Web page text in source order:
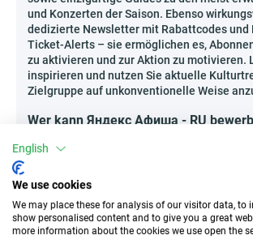
und Konzerten der Saison. Ebenso
dedizierte Newsletter mit Rabattcodes und
Ticket-Alerts – sie ermöglichen es,
zu aktivieren und zur Aktion zu motivieren.
inspirieren und nutzen Sie aktuelle
Zielgruppe auf unkonventionelle Weise
Wer kann Яндекс Афиша - RU
Das Partnerprogramm Яндекс Афиша - RU
Personen entwickelt, die Kultur- und
möchten. Profitieren können unter anderem:
Redakteure von Kulturportalen und
Veranstalter thematischer Podcasts
English
We use cookies
We may place these for analysis of our visitor data, to
show personalised content and to give you a great
more information about the cookies we use open the